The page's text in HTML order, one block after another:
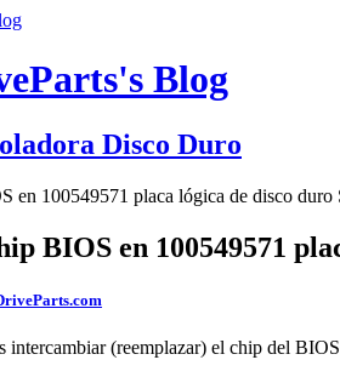
Blog
Disco Duro
en 100549571 placa lógica de disco duro
BIOS en 100549571
intercambiar (reemplazar) el chip del